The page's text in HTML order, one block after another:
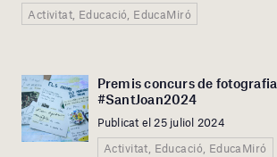
Activitat, Educació, EducaMiró
Premis concurs de fotografia
#SantJoan2024
Publicat el 25 juliol 2024
Activitat, Educació, EducaMiró